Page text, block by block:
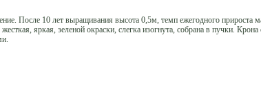
Поcле 10 лет выращивания высота 0,5м, темп ежегодного прироста
яркая, зеленой окраски, слегка изогнута, собрана в пучки.